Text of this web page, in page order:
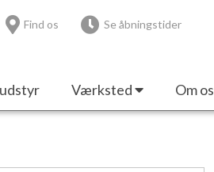
Find os Se åbningstider
Værksted Om os